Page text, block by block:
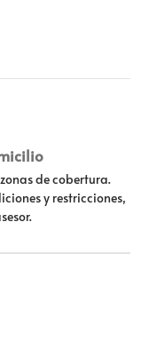
de cobertura.
y restricciones,